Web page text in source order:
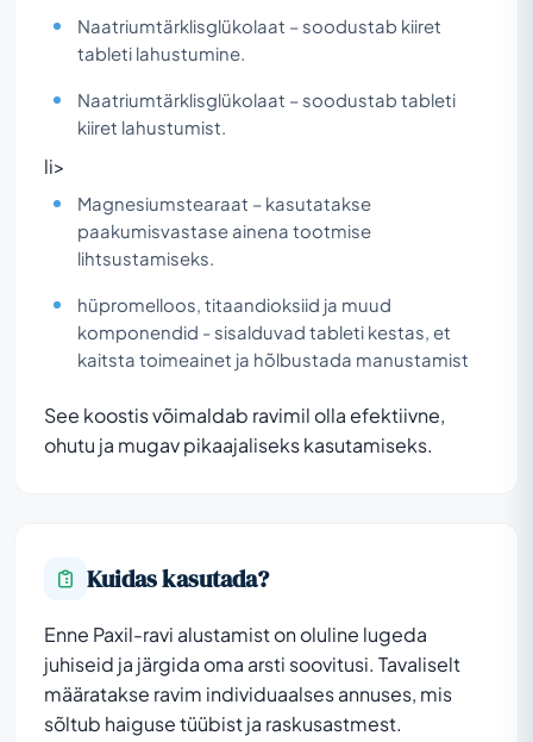
Naatriumtärklisglükolaat – soodustab kiiret
tableti lahustumine.
Naatriumtärklisglükolaat – soodustab tableti
kiiret lahustumist.
li>
Magnesiumstearaat – kasutatakse
paakumisvastase ainena tootmise
lihtsustamiseks.
hüpromelloos, titaandioksiid ja muud
komponendid - sisalduvad tableti kestas, et
kaitsta toimeainet ja hõlbustada manustamist
See koostis võimaldab ravimil olla efektiivne,
ohutu ja mugav pikaajaliseks kasutamiseks.
Kuidas kasutada?
Enne Paxil-ravi alustamist on oluline lugeda
juhiseid ja järgida oma arsti soovitusi. Tavaliselt
määratakse ravim individuaalses annuses, mis
sõltub haiguse tüübist ja raskusastmest.